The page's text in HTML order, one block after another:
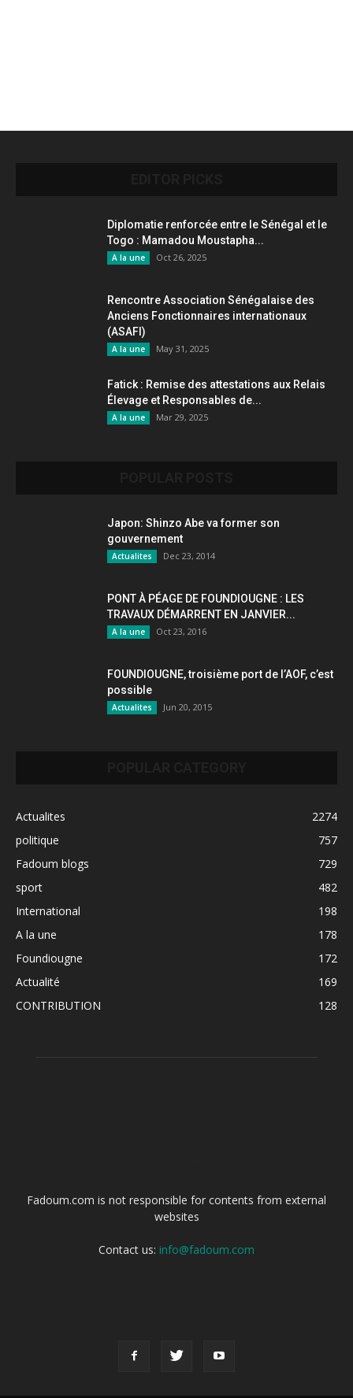
Diplomatie renforcée entre le Sénégal et le
Togo : Mamadou Moustapha...
A la une Oct 26, 2025
Rencontre Association Sénégalaise des
Anciens Fonctionnaires internationaux
(ASAFI)
A la une May 31, 2025
Fatick : Remise des attestations aux Relais
Élevage et Responsables de...
A la une Mar 29, 2025
Japon: Shinzo Abe va former son
gouvernement
Actualites Dec 23, 2014
PONT À PÉAGE DE FOUNDIOUGNE : LES
TRAVAUX DÉMARRENT EN JANVIER...
A la une Oct 23, 2016
FOUNDIOUGNE, troisième port de l’AOF, c’est
possible
Actualites Jun 20, 2015
Actualites
2274
politique
757
Fadoum blogs
729
sport
482
International
198
A la une
178
Foundiougne
172
Actualité
169
CONTRIBUTION
128
Fadoum.com is not responsible for contents from external
websites
Contact us: info@fadoum.com